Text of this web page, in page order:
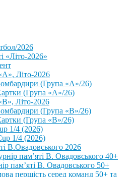
2026
«Літо-2026»
Літо-2026
(Група «А»/26)
(Група «А»/26)
Літо-2026
(Група «В»/26)
(Група «В»/26)
1/4 (2026)
1/4 (2026)
В.Овадовського 2026
пам’яті В. Овадовського 40+
пам’яті В. Овадовського 50+
першість серед команд 50+ та